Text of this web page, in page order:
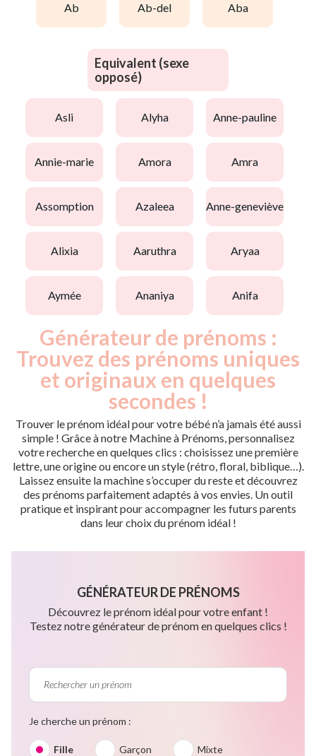
ab ab-del aba
Equivalent (sexe
opposé)
asli alyha anne-pauline
annie-marie amora amra
assomption azaleea anne-geneviève
alixia aaruthra aryaa
aymée ananiya anifa
Générateur de prénoms :
Trouvez des prénoms uniques
et originaux en quelques
secondes !
Trouver le prénom idéal pour votre bébé n’a jamais été aussi
simple ! Grâce à notre Machine à Prénoms, personnalisez
votre recherche en quelques clics : choisissez une première
lettre, une origine ou encore un style (rétro, floral, biblique…).
Laissez ensuite la machine s’occuper du reste et découvrez
des prénoms parfaitement adaptés à vos envies. Un outil
pratique et inspirant pour accompagner les futurs parents
dans leur choix du prénom idéal !
GÉNÉRATEUR DE PRÉNOMS
Découvrez le prénom idéal pour votre enfant !
Testez notre générateur de prénom en quelques clics !
Je cherche un prénom :
Fille Garçon Mixte